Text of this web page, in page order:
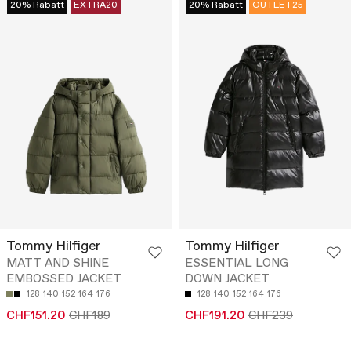
20% Rabatt EXTRA20
Tommy Hilfiger
MATT AND SHINE
EMBOSSED JACKET
128 140 152 164 176
CHF151.20 CHF189
20% Rabatt OUTLET25
Tommy Hilfiger
ESSENTIAL LONG
DOWN JACKET
128 140 152 164 176
CHF191.20 CHF239